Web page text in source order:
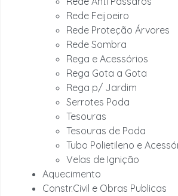
Rede Feijoeiro
Rede Proteção Árvores
Rede Sombra
Rega e Acessórios
Rega Gota a Gota
Rega p/ Jardim
Serrotes Poda
Tesouras
Tesouras de Poda
Tubo Polietileno e
Velas de Ignição
Aquecimento
Constr.Civil e Obras Publicas